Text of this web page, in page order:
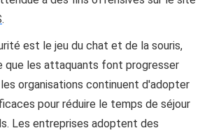
.
est le jeu du chat et de la souris,
que les attaquants font progresser
organisations continuent d'adopter
pour réduire le temps de séjour
Les entreprises adoptent des